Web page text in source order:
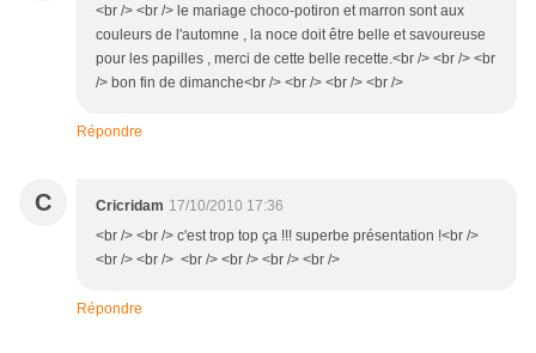
<br /> <br /> le mariage choco-potiron et marron sont aux
couleurs de l'automne , la noce doit être belle et savoureuse
pour les papilles , merci de cette belle recette.<br /> <br /> <br
/> bon fin de dimanche<br /> <br /> <br /> <br />
Répondre
C Cricridam 17/10/2010 17:36
<br /> <br /> c'est trop top ça !!! superbe présentation !<br />
<br /> <br /> <br /> <br /> <br /> <br />
Répondre